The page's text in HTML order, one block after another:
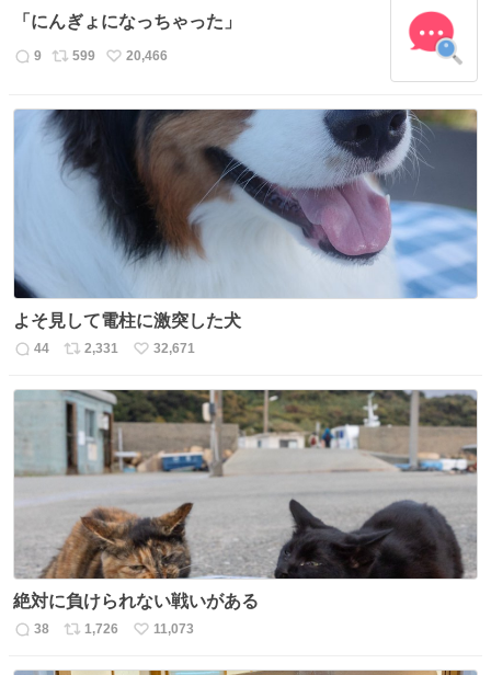
数
ス
ト
数
ね
数
「にんぎょになっちゃった」
返
数
9
リ
ス
ト
数
599
い
ね
20,466
よそ見して電柱に激突した犬
返
数
44
リ
ス
ト
数
2,331
い
ね
数
32,671
絶対に負けられない戦いがある
返
38
リ
1,726
い
11,073